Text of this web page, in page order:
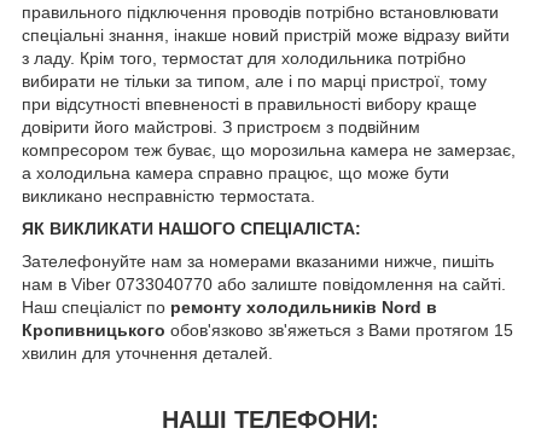
правильного підключення проводів потрібно встановлювати
спеціальні знання, інакше новий пристрій може відразу вийти
з ладу. Крім того, термостат для холодильника потрібно
вибирати не тільки за типом, але і по марці пристрої, тому
при відсутності впевненості в правильності вибору краще
довірити його майстрові. З пристроєм з подвійним
компресором теж буває, що морозильна камера не замерзає,
а холодильна камера справно працює, що може бути
викликано несправністю термостата.
ЯК ВИКЛИКАТИ НАШОГО СПЕЦІАЛІСТА:
Зателефонуйте нам за номерами вказаними нижче, пишіть
нам в Viber 0733040770 або залиште повідомлення на сайті.
Наш спеціаліст по ремонту холодильників Nord в
Кропивницького обов'язково зв'яжеться з Вами протягом 15
хвилин для уточнення деталей.
НАШІ ТЕЛЕФОНИ: